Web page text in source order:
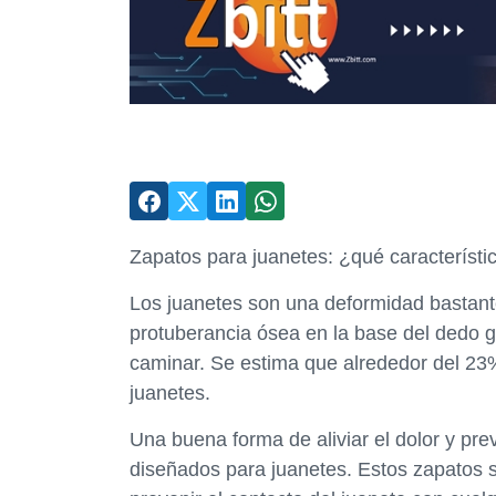
Zapatos para juanetes: ¿qué
Los juanetes son una deformidad
protuberancia ósea en la base del dedo
caminar. Se estima que alrededor del
juanetes.
Una buena forma de aliviar el dolor y
diseñados para juanetes. Estos zapatos